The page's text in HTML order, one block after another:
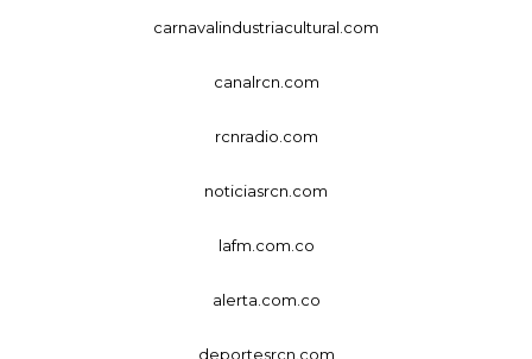
carnavalindustriacultural.com
canalrcn.com
rcnradio.com
noticiasrcn.com
lafm.com.co
alerta.com.co
deportesrcn.com